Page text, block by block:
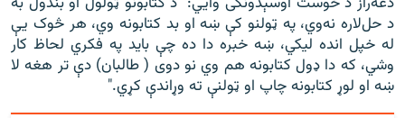
د حل‌لاره نه‌وي، په ټولنو کې ښه او بد کتابونه وي، هر څوک یې
له خپل انده لیکي، ښه خبره دا ده چې باید په فکري لحاظ کار
وشي، که دا ډول کتابونه هم وي نو دوی ( طالبان) دې تر هغه لا
ښه او لوړ کتابونه چاپ او ټولنې ته وړاندې کړي."